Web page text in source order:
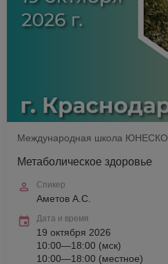
Международная школа ЮНЕСКО
Метаболическое здоровье
Спикер
Аметов А.С.
Дата и время
19 октября 2026
10:00—18:00 (мск)
10:00—18:00 (местное)